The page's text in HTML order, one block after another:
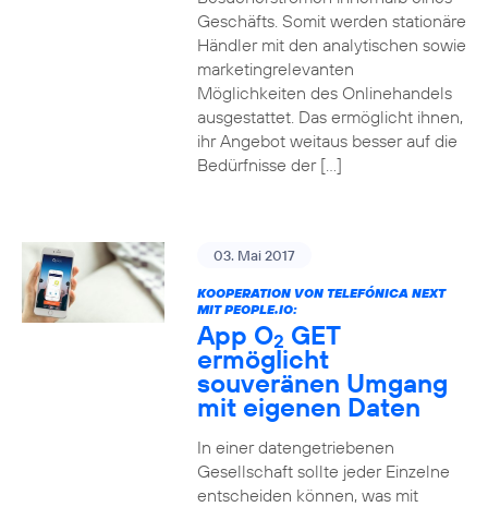
Geschäfts. Somit werden stationäre
Händler mit den analytischen sowie
marketingrelevanten
Möglichkeiten des Onlinehandels
ausgestattet. Das ermöglicht ihnen,
ihr Angebot weitaus besser auf die
Bedürfnisse der […]
03. Mai 2017
KOOPERATION VON TELEFÓNICA NEXT
MIT PEOPLE.IO:
App O2 GET
ermöglicht
souveränen Umgang
mit eigenen Daten
In einer datengetriebenen
Gesellschaft sollte jeder Einzelne
entscheiden können, was mit